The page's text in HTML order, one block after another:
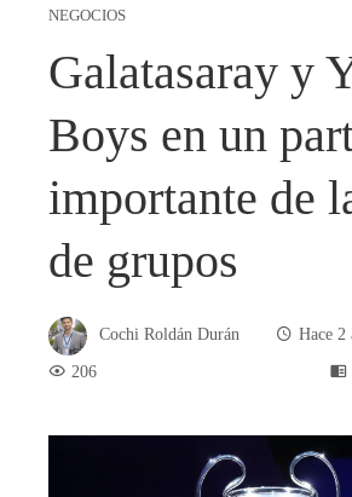
NEGOCIOS
Galatasaray y
Boys en un
importante de
de grupos
Cochi Roldán Durán
Hace 2
206